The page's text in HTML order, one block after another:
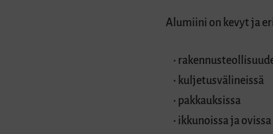
Alumiini on kevyt ja
kuljetusvälineissä
pakkauksissa
ikkunoissa ja ovissa